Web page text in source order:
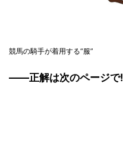
競馬の騎手が着用する“服”
――正解は次のページで!